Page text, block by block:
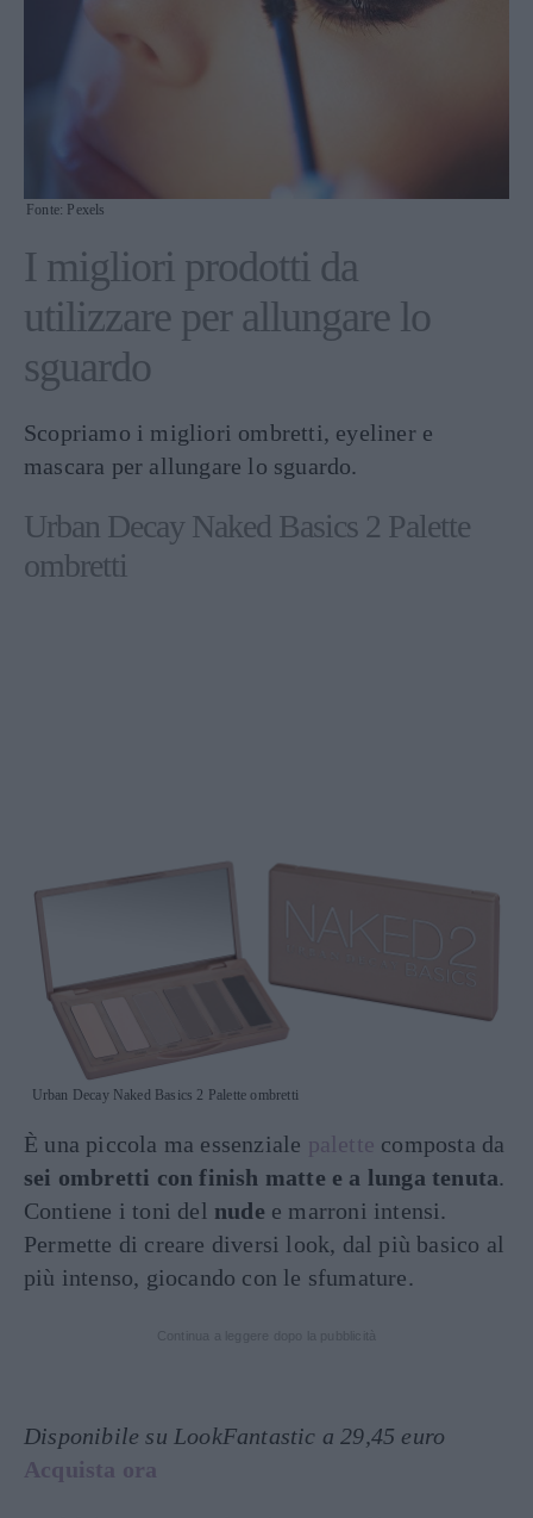
Fonte: Pexels
I migliori prodotti da
utilizzare per allungare lo
sguardo
Scopriamo i migliori ombretti, eyeliner e
mascara per allungare lo sguardo.
Urban Decay Naked Basics 2 Palette
ombretti
Urban Decay Naked Basics 2 Palette ombretti
È una piccola ma essenziale palette composta da
sei ombretti con finish matte e a lunga tenuta.
Contiene i toni del nude e marroni intensi.
Permette di creare diversi look, dal più basico al
più intenso, giocando con le sfumature.
Disponibile su LookFantastic a 29,45 euro
Acquista ora